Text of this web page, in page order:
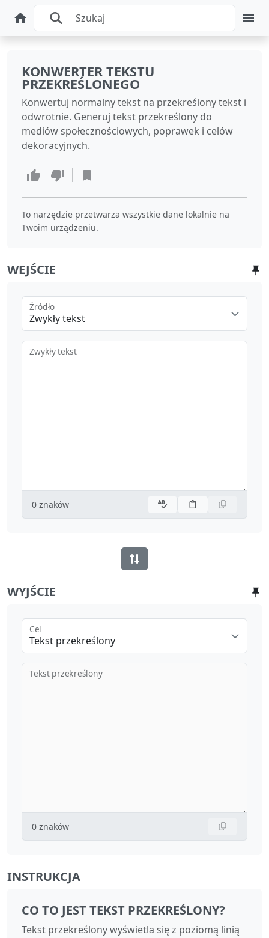
KONWERTER TEKSTU
PRZEKREŚLONEGO
Konwertuj normalny tekst na przekreślony tekst i
odwrotnie. Generuj tekst przekreślony do
mediów społecznościowych, poprawek i celów
dekoracyjnych.
To narzędzie przetwarza wszystkie dane lokalnie na
Twoim urządzeniu.
WEJŚCIE
Zwykły tekst
Źródło
Zwykły tekst
0 znaków
WYJŚCIE
Tekst przekreślony
Cel
Tekst przekreślony
0 znaków
INSTRUKCJA
CO TO JEST TEKST PRZEKREŚLONY?
Tekst przekreślony wyświetla się z poziomą linią